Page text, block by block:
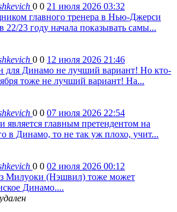
0 0 21 июля 2026 03:32
главного тренера в Нью-Джерси
22/23 году начала показывать самы...
0 0 12 июля 2026 21:46
для Динамо не лучший вариант! Но кто-
тоже не лучший вариант! На...
0 0 07 июля 2026 22:54
главным претендентом на
в Динамо, то не так уж плохо, учит...
0 0 02 июля 2026 00:12
Милуоки (Нэшвил) тоже может
Динамо....